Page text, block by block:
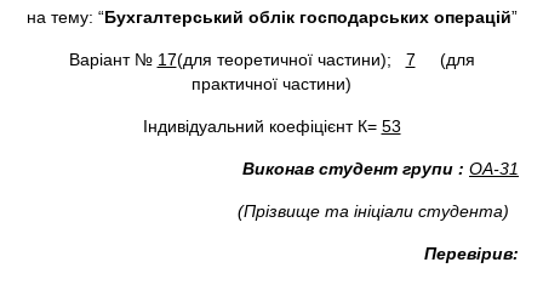
на тему: “Бухгалтерський облік господарських операцій”
Варіант № 17(для теоретичної частини); 7 (для
практичної частини)
Індивідуальний коефіцієнт К= 53
Виконав студент групи : ОА-31
(Прізвище та ініціали студента)
Перевірив: